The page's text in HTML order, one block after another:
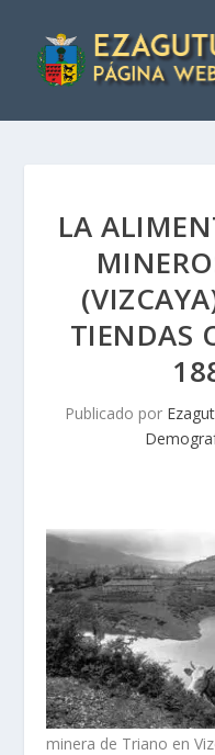
LA
TIENDAS
Publicado por
minera de Triano en